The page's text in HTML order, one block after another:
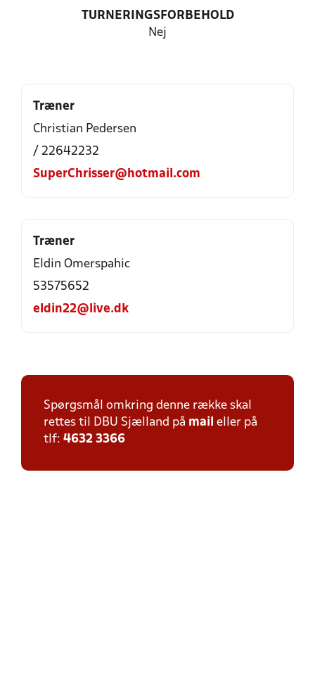
TURNERINGSFORBEHOLD
Nej
Træner
Christian Pedersen
/ 22642232
SuperChrisser@hotmail.com
Træner
Eldin Omerspahic
53575652
eldin22@live.dk
Spørgsmål omkring denne række skal
rettes til DBU Sjælland på mail eller på
tlf: 4632 3366